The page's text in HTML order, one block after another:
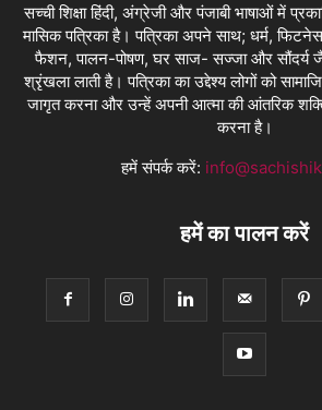
सच्ची शिक्षा हिंदी, अंग्रेजी और पंजाबी भाषाओं में
मासिक पत्रिका है। पत्रिका अपने साथ; धर्म,
फैशन, पालन-पोषण, घर साज- सज्जा और सौंदर्य
श्रृंखला लाती है। पत्रिका का उद्देश्य लोगों को
जागृत करना और उन्हें अपनी आत्मा की आंतरिक
करना है।
हमें संपर्क करें:
हमें का पालन करें